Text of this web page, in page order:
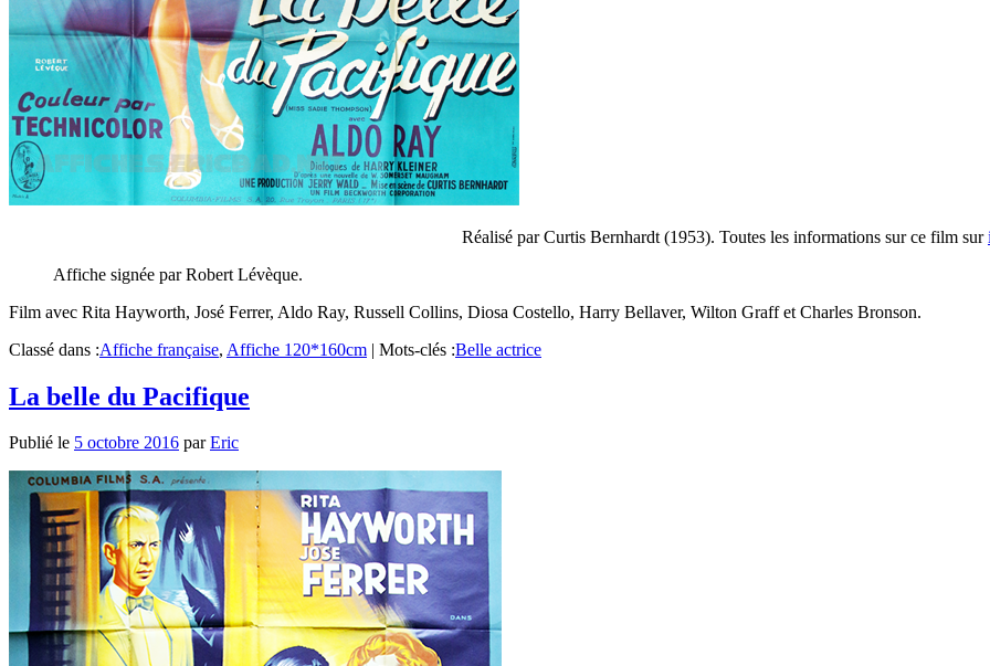
Réalisé par Curtis Bernhardt (1953). Toutes les informations sur ce film sur
Affiche signée par Robert Lévèque.
Film avec Rita Hayworth, José Ferrer, Aldo Ray, Russell Collins, Diosa Costello, Harry Bellaver, Wilton Graff et Charles Bronson.
Classé dans :Affiche française, Affiche 120*160cm | Mots-clés :Belle actrice
La belle du Pacifique
Publié le 5 octobre 2016 parEric